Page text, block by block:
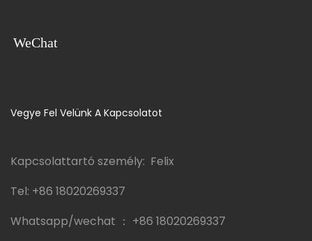
WeChat
Vegye Fel Velünk A Kapcsolatot
Kapcsolattartó személy: Felix
Tel: +86 18020269337
Whatsapp/wechat ： +86 18020269337